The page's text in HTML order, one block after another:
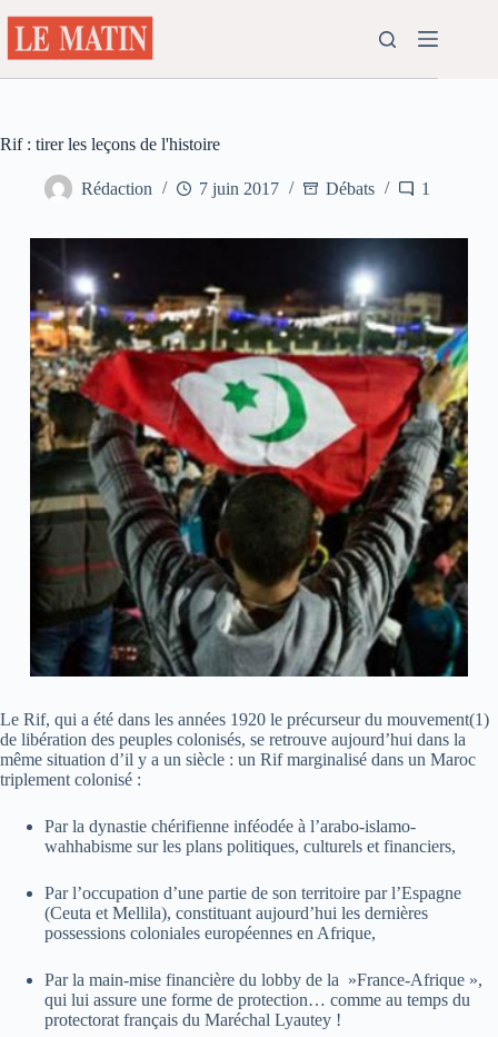
au
contenu
Rif : tirer les leçons de l'histoire
Rédaction 7 juin 2017 Débats 1
Le Rif, qui a été dans les années 1920 le précurseur du mouvement(1)
de libération des peuples colonisés, se retrouve aujourd’hui dans la
même situation d’il y a un siècle : un Rif marginalisé dans un Maroc
triplement colonisé :
Par la dynastie chérifienne inféodée à l’arabo-islamo-
wahhabisme sur les plans politiques, culturels et financiers,
Par l’occupation d’une partie de son territoire par l’Espagne
(Ceuta et Mellila), constituant aujourd’hui les dernières
possessions coloniales européennes en Afrique,
Par la main-mise financière du lobby de la »France-Afrique »,
qui lui assure une forme de protection… comme au temps du
protectorat français du Maréchal Lyautey !